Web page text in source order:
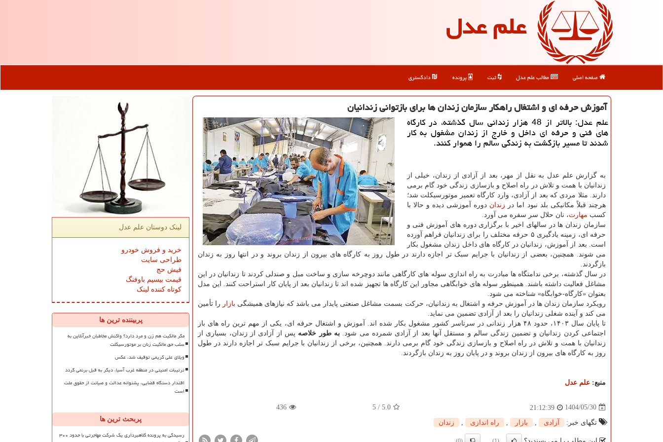
علم عدل
صفحه اصلی مطالب علم عدل ثبت پرونده دادگستری
آموزش حرفه ای و اشتغال راهکار سازمان زندان ها برای بازتوانی زندانیان
علم عدل: بالاتر از 48 هزار زندانی سال گذشته، در کارگاه
های فنی و حرفه ای داخل و خارج از زندان مشغول به کار
شدند تا مسیر بازگشت به زندگی سالم را هموار کنند.
به گزارش علم عدل به نقل از مهر، بعد از آزادی از زندان، خیلی از
زندانیان با همت و تلاش در راه اصلاح و بازسازی زندگی خود گام برمی
دارند. مثلا مردی که بعد از آزادی، وارد کارگاه تعمیر موتورسیکلت شد؛
هرچند قبلاً مکانیکی بلد نبود اما در زندان دوره آموزشی دیده و حالا با
کسب مهارت، نان حلال سر سفره می آورد.
سازمان زندان ها در سالهای اخیر با برگزاری دوره های آموزش فنی و
حرفه ای، زمینه یادگیری ۵ حرفه مختلف را برای زندانیان فراهم آورده
است. بعد از آموزش، زندانیان در کارگاه های داخل زندان مشغول بکار
می شوند. همچنین، بعضی از زندانیان با جرایم سبک تر اجازه دارند در طول روز به کارگاه های بیرون از زندان بروند و در انتها روز به زندان
بازگردند.
در سال گذشته، برخی ندامتگاه ها مبادرت به راه اندازی سوله های کارگاهی مانند دوچرخه سازی و ساخت مبل و صندلی کردند تا زندانیان در این
مشاغل فعالیت داشته باشند. همینطور سوله های خوابگاهی مجاور این کارگاه ها تجهیز شده اند تا زندانیان بعد از پایان کار استراحت کنند. این مدل
بعنوان «کارگاه-خوابگاه» شناخته می شود.
رویکرد سازمان زندان ها در آموزش حرفه و اشتغال به زندانیان، حرکت بسمت مشاغل صنعتی پایدار می باشد که نیازهای همیشگی بازار را تأمین
می کند و آینده شغلی زندانیان را بعد از آزادی تضمین می نماید.
تا پایان سال ۱۴۰۳، حدود ۴۸ هزار زندانی در سرتاسر کشور مشغول بکار شده اند. آموزش و اشتغال حرفه ای، یکی از مهم ترین راه های باز
اجتماعی کردن زندانیان و تضمین زندگی سالم و مستقل آنها بعد از آزادی شمرده می شود.به طور خلاصه پس از آزادی از زندان، بسیاری از
زندانیان با همت و تلاش در راه اصلاح و بازسازی زندگی خود گام برمی دارند. همچنین، برخی از زندانیان با جرایم سبک تر اجازه دارند در طول
روز به کارگاه های بیرون از زندان بروند و در پایان روز به زندان بازگردند.
منبع: علم عدل
1404/05/30
21:12:39
5.0
/
5
436
تگهای خبر: آزادی بازار راه اندازی زندان
لینک دوستان علم عدل
خرید و فروش خودرو
طراحی سایت
فیش حج
قیمت بیسیم باوفنگ
کوتاه کننده لینک
پربیننده ترین ها
مگر مالکیت هم زن و مرد دارد؟ واکنش مخاطبان خبرآنلاین به
سلب حق مالکیت زنان بر موتورسیکلت
ویلای علی کریمی توقیف شد، عکس
ترتیبات امنیتی در منطقه غرب آسیا، دیگر به قبل برنمی گردد
اقتدار دستگاه قضایی، پشتوانه عدالت و صیانت از حقوق ملت
است
پربحث ترین ها
رسیدگی به پرونده کلاهبرداری یک شرکت مهاجرتی با حدود ۳۰۰